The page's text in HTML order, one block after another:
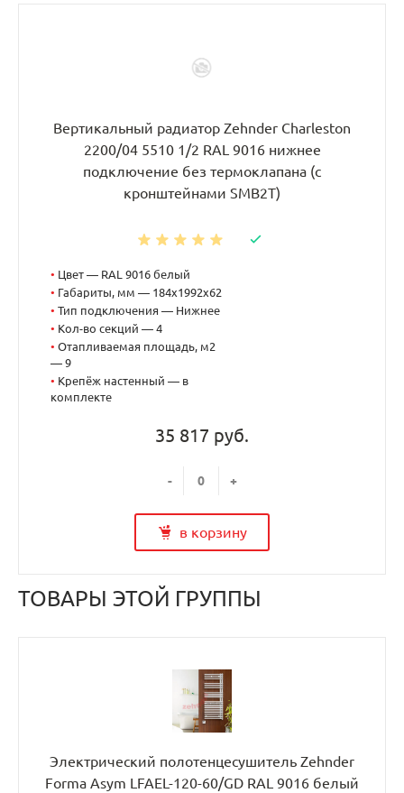
Вертикальный радиатор Zehnder Charleston
2200/04 5510 1/2 RAL 9016 нижнее
подключение без термоклапана (с
кронштейнами SMB2T)
• Цвет — RAL 9016 белый
• Габариты, мм — 184x1992x62
• Тип подключения — Нижнее
• Кол-во секций — 4
• Отапливаемая площадь, м2
— 9
• Крепёж настенный — в
комплекте
35 817 руб.
- +
в корзину
ТОВАРЫ ЭТОЙ ГРУППЫ
Электрический полотенцесушитель Zehnder
Forma Asym LFAEL-120-60/GD RAL 9016 белый